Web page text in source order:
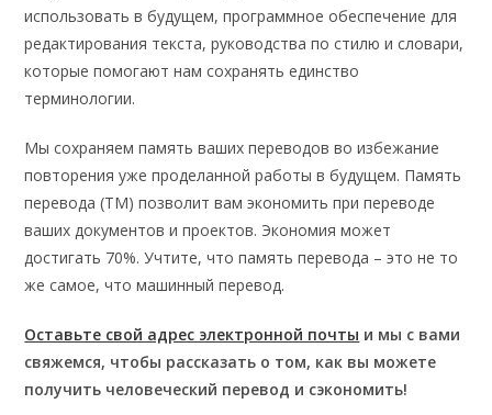
использовать в будущем, программное обеспечение для
редактирования текста, руководства по стилю и словари,
которые помогают нам сохранять единство
терминологии.
Мы сохраняем память ваших переводов во избежание
повторения уже проделанной работы в будущем. Память
перевода (TM) позволит вам экономить при переводе
ваших документов и проектов. Экономия может
достигать 70%. Учтите, что память перевода – это не то
же самое, что машинный перевод.
Оставьте свой адрес электронной почты и мы с вами
свяжемся, чтобы рассказать о том, как вы можете
получить человеческий перевод и сэкономить!